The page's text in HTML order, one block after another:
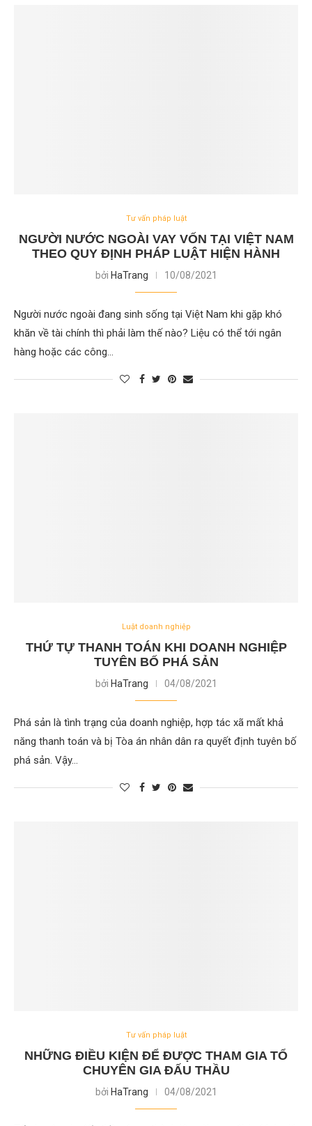
Tư vấn pháp luật
NGƯỜI NƯỚC NGOÀI VAY VỐN TẠI VIỆT NAM
THEO QUY ĐỊNH PHÁP LUẬT HIỆN HÀNH
bởi HaTrang 10/08/2021
Người nước ngoài đang sinh sống tại Việt Nam khi gặp khó
khăn về tài chính thì phải làm thế nào? Liệu có thể tới ngân
hàng hoặc các công…
Luật doanh nghiệp
THỨ TỰ THANH TOÁN KHI DOANH NGHIỆP
TUYÊN BỐ PHÁ SẢN
bởi HaTrang 04/08/2021
Phá sản là tình trạng của doanh nghiệp, hợp tác xã mất khả
năng thanh toán và bị Tòa án nhân dân ra quyết định tuyên bố
phá sản. Vậy…
Tư vấn pháp luật
NHỮNG ĐIỀU KIỆN ĐỂ ĐƯỢC THAM GIA TỔ
CHUYÊN GIA ĐẤU THẦU
bởi HaTrang 04/08/2021